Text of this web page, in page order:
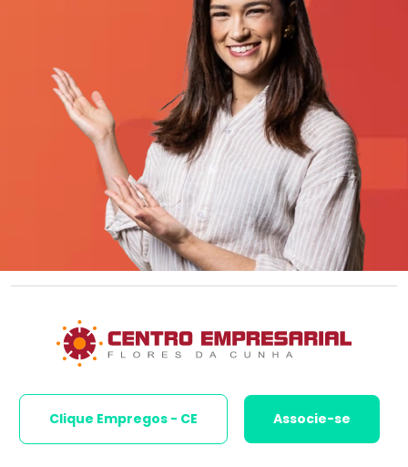
Clique Empregos - CE Associe-se